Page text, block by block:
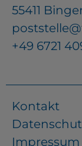
55411
+49 6721
Kontakt
Impressum